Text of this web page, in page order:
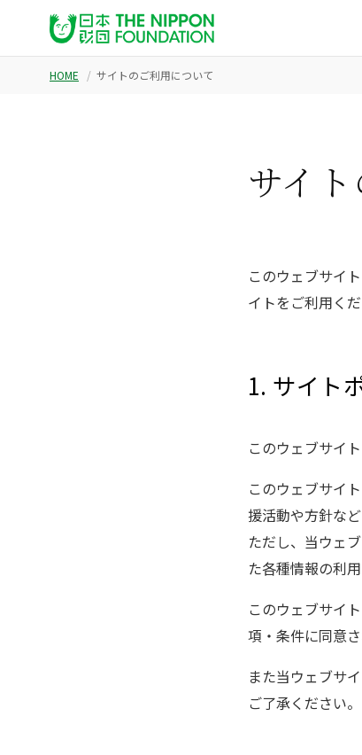
HOME サイトのご利用について
サイ
このウェブサイ
イトをご利用くだ
1. サイト
このウェブサイ
このウェブサイ
援活動や方針な
ただし、当ウェ
た各種情報の利
このウェブサイ
項・条件に同意
また当ウェブサ
ご了承ください。